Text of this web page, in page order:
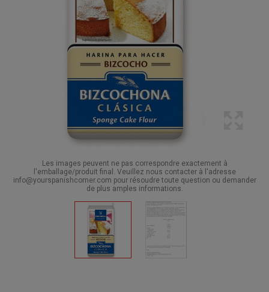
Les images peuvent ne pas correspondre exactement à
l'emballage/produit final. Veuillez nous contacter à l'adresse
info@yourspanishcorner.com pour résoudre toute question ou demander
de plus amples informations.